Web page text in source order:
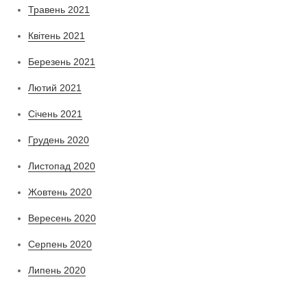
Травень 2021
Квітень 2021
Березень 2021
Лютий 2021
Січень 2021
Грудень 2020
Листопад 2020
Жовтень 2020
Вересень 2020
Серпень 2020
Липень 2020